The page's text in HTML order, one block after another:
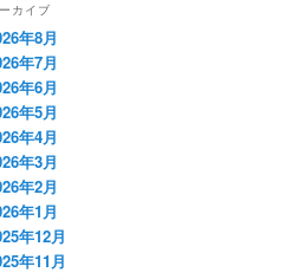
カイブ
年8月
年7月
年6月
年5月
年4月
年3月
年2月
年1月
年12月
年11月